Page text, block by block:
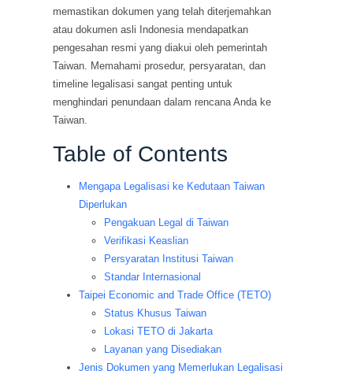
memastikan dokumen yang telah diterjemahkan
atau dokumen asli Indonesia mendapatkan
pengesahan resmi yang diakui oleh pemerintah
Taiwan. Memahami prosedur, persyaratan, dan
timeline legalisasi sangat penting untuk
menghindari penundaan dalam rencana Anda ke
Taiwan.
Table of Contents
Mengapa Legalisasi ke Kedutaan Taiwan
Diperlukan
Pengakuan Legal di Taiwan
Verifikasi Keaslian
Persyaratan Institusi Taiwan
Standar Internasional
Taipei Economic and Trade Office (TETO)
Status Khusus Taiwan
Lokasi TETO di Jakarta
Layanan yang Disediakan
Jenis Dokumen yang Memerlukan Legalisasi